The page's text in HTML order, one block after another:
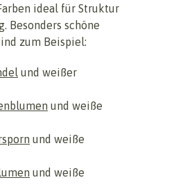
ideal für Struktur
Besonders schöne
zum Beispiel:
und weißer
und weiße
und weiße
und weiße